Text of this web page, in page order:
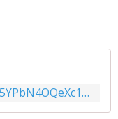
https://open.spotify.com/album/5YPbN4OQeXc17YeELaSsL3?si=bIBDSZ8YTV-1LyyNr8ZYmw&utm_source=copy-link&dl_branch=1